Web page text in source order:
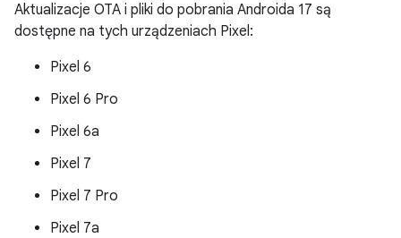
Aktualizacje OTA i pliki do pobrania Androida 17 są
dostępne na tych urządzeniach Pixel:
Pixel 6
Pixel 6 Pro
Pixel 6a
Pixel 7
Pixel 7 Pro
Pixel 7a